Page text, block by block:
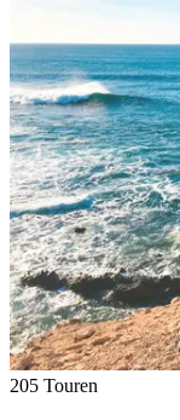
205 Touren